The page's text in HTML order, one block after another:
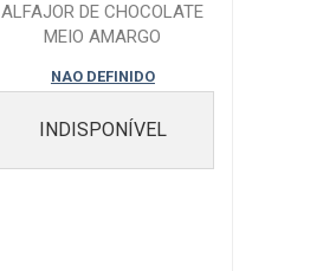
ALFAJOR DE CHOCOLATE
MEIO AMARGO
NAO DEFINIDO
INDISPONÍVEL